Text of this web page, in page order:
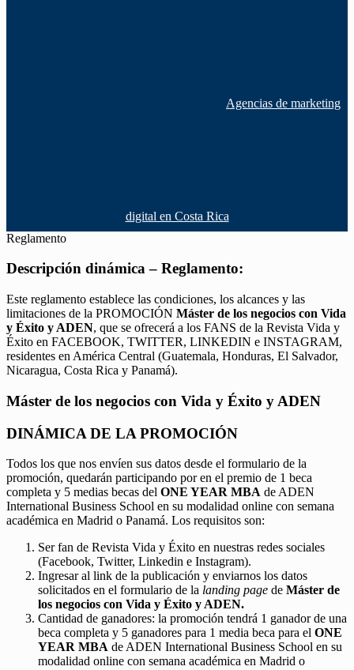
Agencias de marketing
digital en Costa Rica
Reglamento
Descripción dinámica – Reglamento:
Este reglamento establece las condiciones, los alcances y las
limitaciones de la PROMOCIÓN Máster de los negocios con Vida
y Éxito y ADEN, que se ofrecerá a los FANS de la Revista Vida y
Éxito en FACEBOOK, TWITTER, LINKEDIN e INSTAGRAM,
residentes en América Central (Guatemala, Honduras, El Salvador,
Nicaragua, Costa Rica y Panamá).
Máster de los negocios con Vida y Éxito y ADEN
DINÁMICA DE LA PROMOCIÓN
Todos los que nos envíen sus datos desde el formulario de la
promoción, quedarán participando por en el premio de 1 beca
completa y 5 medias becas del ONE YEAR MBA de ADEN
International Business School en su modalidad online con semana
académica en Madrid o Panamá. Los requisitos son:
Ser fan de Revista Vida y Éxito en nuestras redes sociales
(Facebook, Twitter, Linkedin e Instagram).
Ingresar al link de la publicación y enviarnos los datos
solicitados en el formulario de la landing page de Máster de
los negocios con Vida y Éxito y ADEN.
Cantidad de ganadores: la promoción tendrá 1 ganador de una
beca completa y 5 ganadores para 1 media beca para el ONE
YEAR MBA de ADEN International Business School en su
modalidad online con semana académica en Madrid o